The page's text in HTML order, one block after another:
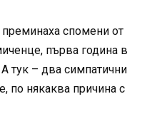
спомени от
първа година в
тук – два симпатични
по някаква причина с